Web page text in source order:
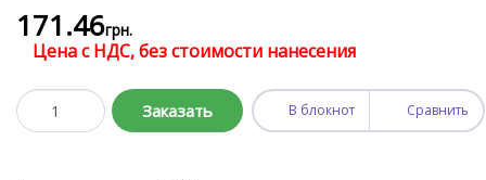
171.46грн.
Цена с НДС, без стоимости нанесения
Заказать В блокнот Сравнить